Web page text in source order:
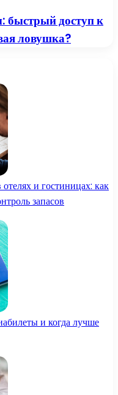
доступ к
ловушка?
и гостиницах: как
запасов
и когда лучше